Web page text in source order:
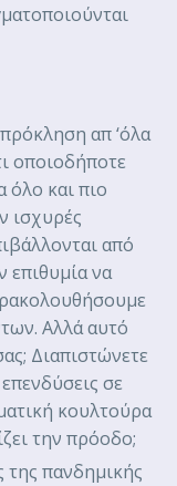
απ ‘όλα
οποιοδήποτε
όλο και πιο
ισχυρές
από
επιθυμία να
Αλλά αυτό
Διαπιστώνετε
σε
κουλτούρα
την πρόοδο;
της πανδημικής